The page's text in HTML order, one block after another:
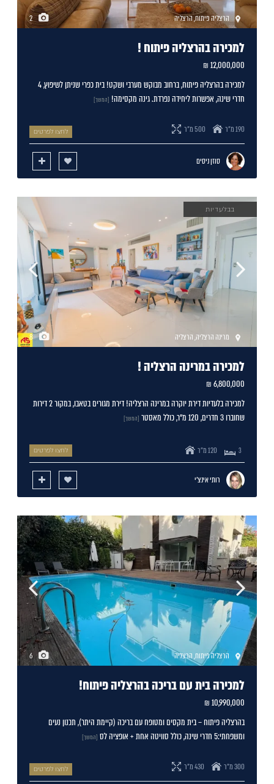
2 הרצליה פיתוח,הרצליה
למכירה בהרצליה פיתוח !
12,000,000 ₪
למכירה בהרצליה פיתוח, ברחוב מבוקש מערבי ושקט! בית כפרי שניתן לשיפוץ, 4
חדרי שינה, אפשרות ליחידה נפרדת. גינה מקסימה! [המשך]
190 מ"ר 500 מ"ר לחצו לפרטים
סוזן ניסים
8 מרינה הרצליה,הרצליה
בבלעדיות
למכירה במרינה הרצליה !
6,800,000 ₪
למכירה בלעדיות דירת יוקרה במרינה הרצליה! דירת מגורים בטאבו, במקור 2 דירות
שחוברו 3 חדרים, 120 מ"ר, כולל מאסטר
[המשך]
3 120 מ"ר לחצו לפרטים
רותי אינצ'י
הרצליה פיתוח,הרצליה
למכירה בית עם בריכה בהרצליה פיתוח!
10,990,000 ₪
בהרצליה פיתוח – בית מקסים ומטופח עם בריכה (קיימת היתר), תכנון נעים
ומשפחתי:5 חדרי שינה, כולל סוויטה אחת + אופציה לס
[המשך]
300 מ"ר 430 מ"ר לחצו לפרטים